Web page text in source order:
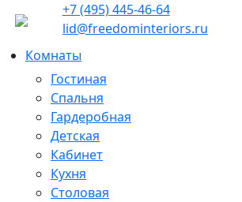
+7 (495) 445-46-64
lid@freedominteriors.ru
Комнаты
Гостиная
Спальня
Гардеробная
Детская
Кабинет
Кухня
Столовая